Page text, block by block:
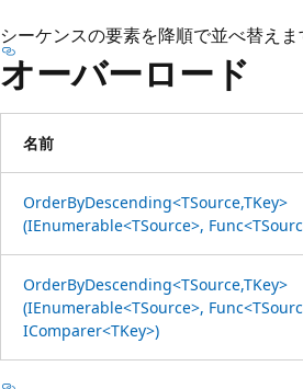
シーケンスの要素を降順で並べ替えま
オーバーロード
名前
OrderByDescending<TSource,TKey>
(IEnumerable<TSource>,
OrderByDescending<TSource,TKey>
(IEnumerable<TSource>,
IComparer<TKey>)